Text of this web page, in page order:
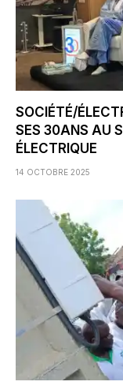
SOCIÉTÉ/
SES 30ANS AU
ÉLECTRIQUE
14 OCTOBRE 2025